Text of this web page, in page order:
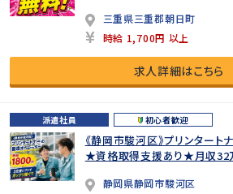
三重県三重郡朝日町
時給 1,700円 以上
求人詳細はこちら
派遣社員 初心者歓迎
《静岡市駿河区》プリンタート
★資格取得支援あり★月収32
静岡県静岡市駿河区